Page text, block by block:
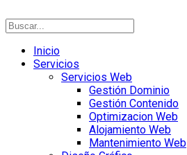
Inicio
Servicios
Servicios Web
Gestión Dominio
Gestión Contenido
Optimizacion Web
Alojamiento Web
Mantenimiento Web